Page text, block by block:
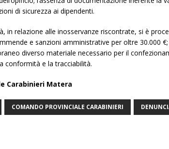
di sicurezza ai dipendenti.
in relazione alle inosservanze riscontrate, si è
e sanzioni amministrative per oltre 30.000
diverso materiale necessario per il
conformità e la tracciabilità.
Carabinieri Matera
COMANDO PROVINCIALE CARABINIERI